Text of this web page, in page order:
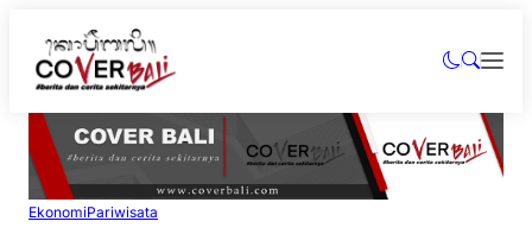
EkonomiPariwisata